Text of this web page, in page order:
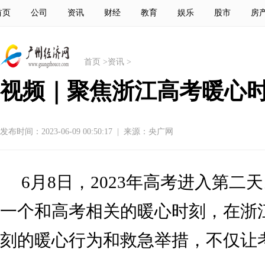
页 公司 资讯 财经 教育 娱乐 股市 房
首页 >资讯 >
视频｜聚焦浙江高考暖心
发布时间：2023-06-09 00:50:17 来源：央广网
6月8日，2023年高考进入第二
一个和高考相关的暖心时刻，在浙
刻的暖心行为和救急举措，不仅让